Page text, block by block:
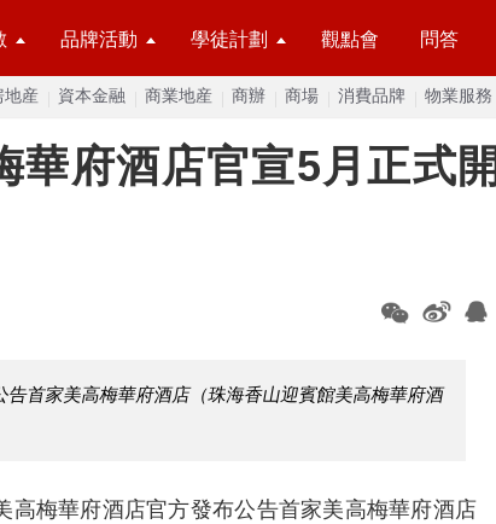
品牌活動 學徒計劃 觀點會 問答
地産 資本金融 商業地産 商辦 商場 消費品牌 物業服務
華府酒店官宣5月正式開
告首家美高梅華府酒店（珠海香山迎賓館美高梅華府酒
高梅華府酒店官方發布公告首家美高梅華府酒店